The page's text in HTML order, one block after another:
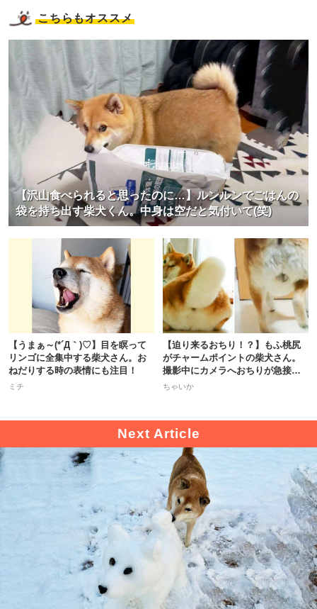
こちらもオススメ
【沢山食べられると思ったのに…】ルンルンでごはんの
袋を持ち出す柴犬くん。中身は空だと気付いて(笑)
【うまぁ～(*´Д｀)♡】目を瞑って
リンゴに全集中する柴犬さん。お
ねだりする時の表情にも注目！
ミチ
【迫り来るおちり！？】もふ桃尻
がチャームポイントの柴犬さん。
撮影中にカメラへおちりが急接近
♡
ちゃいか